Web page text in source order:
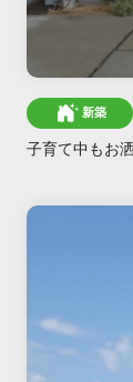
新築
子育て中もお